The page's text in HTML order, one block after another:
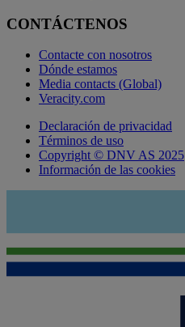
CONTÁCTENOS
Contacte con nosotros
Dónde estamos
Media contacts (Global)
Veracity.com
Declaración de privacidad
Términos de uso
Copyright © DNV AS 2025
Información de las cookies